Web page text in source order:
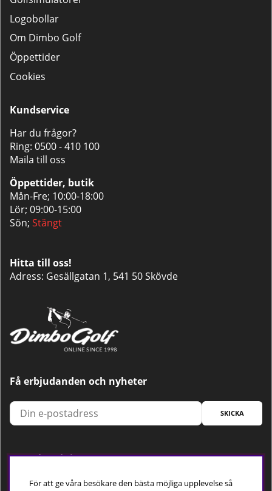
Logobollar
Om Dimbo Golf
Öppettider
Cookies
Kundservice
Har du frågor?
Ring: 0500 - 410 100
Maila till oss
Öppettider, butik
Mån-Fre; 10:00-18:00
Lör; 09:00-15:00
Sön; Stängt
Hitta till oss!
Adress: Gesällgatan 1, 541 50 Skövde
Få erbjudanden och nyheter
SKICKA
Trygg betalning
För att ge våra besökare den bästa möjliga upplevelse så